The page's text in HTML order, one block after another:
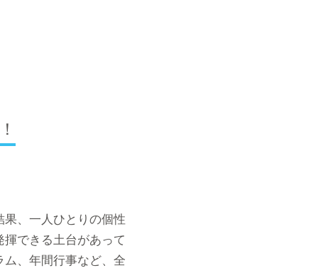
、一人ひとりの個性
できる土台があって
、年間行事など、全